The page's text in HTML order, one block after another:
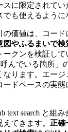
スに限定されて
も使えるように
の価値は、コー
図やふるまいで検
ークンを検証し
んでいる箇所」
なります。エー
ードベースの実
text search と組
てきます。 正確